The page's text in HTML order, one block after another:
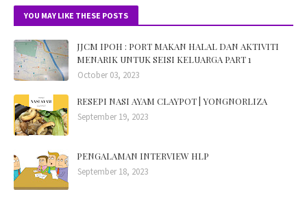
YOU MAY LIKE THESE POSTS
JJCM IPOH : PORT MAKAN HALAL DAN AKTIVITI
MENARIK UNTUK SEISI KELUARGA PART 1
October 03, 2023
RESEPI NASI AYAM CLAYPOT | YONGNORLIZA
September 19, 2023
PENGALAMAN INTERVIEW HLP
September 18, 2023